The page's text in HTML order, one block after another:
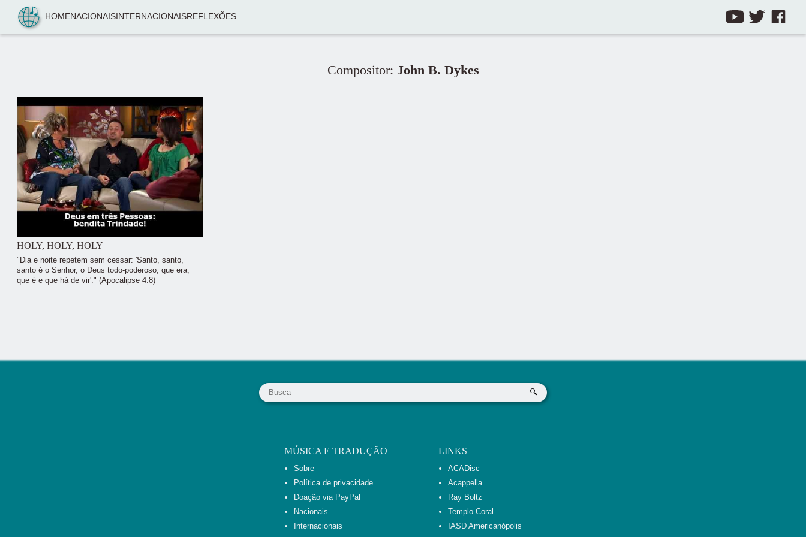
Pular para o conteúdo
HOMENACIONAIS INTERNACIONAISREFLEXÕES
Compositor: John B. Dykes
HOLY, HOLY, HOLY
"Dia e noite repetem sem cessar: 'Santo, santo,
santo é o Senhor, o Deus todo-poderoso, que era,
que é e que há de vir'." (Apocalipse 4:8)
MÚSICA E TRADUÇÃO
Sobre
Política de privacidade
Doação via PayPal
Nacionais
Internacionais
LINKS
ACADisc
Acappella
Ray Boltz
Templo Coral
IASD Americanópolis